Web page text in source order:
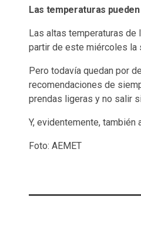
Las temperaturas
Las altas temperaturas de
partir de este miércoles la
Pero todavía quedan por
recomendaciones de
prendas ligeras y no salir
Y, evidentemente,
Foto: AEMET